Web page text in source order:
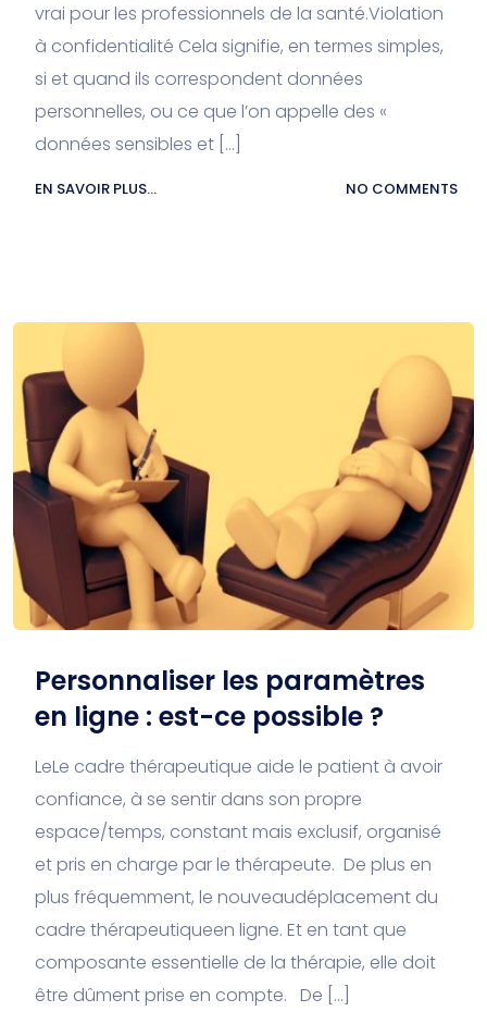
vrai pour les professionnels de la santé.Violation
à confidentialité Cela signifie, en termes simples,
si et quand ils correspondent données
personnelles, ou ce que l’on appelle des «
données sensibles et […]
EN SAVOIR PLUS... NO COMMENTS
Personnaliser les paramètres
en ligne : est-ce possible ?
LeLe cadre thérapeutique aide le patient à avoir
confiance, à se sentir dans son propre
espace/temps, constant mais exclusif, organisé
et pris en charge par le thérapeute. De plus en
plus fréquemment, le nouveaudéplacement du
cadre thérapeutiqueen ligne. Et en tant que
composante essentielle de la thérapie, elle doit
être dûment prise en compte. De […]